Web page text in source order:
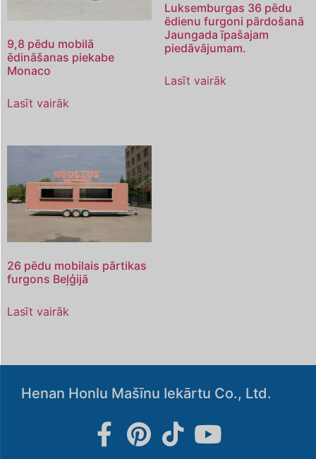
9,8 pēdu mobilā
ēdināšanas piekabe
Monaco
Lasīt vairāk
Luksemburgas 36 pēdu
ēdienu furgoni pārdošanā
Jaungada īpašajam
piedāvājumam.
Lasīt vairāk
26 pēdu mobilais pārtikas
furgons Beļģijā
Lasīt vairāk
Henan Honlu Mašīnu Iekārtu Co., Ltd.